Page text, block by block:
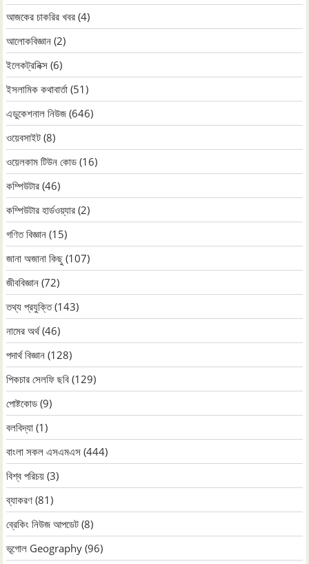
আজকের চাকরির খবর (4)
আলোকবিজ্ঞান (2)
ইলেকট্রনিক্স (6)
ইসলামিক কথাবার্তা (51)
এডুকেশনাল নিউজ (646)
ওয়েবসাইট (8)
ওয়েলকাম টিউন কোড (16)
কম্পিউটার (46)
কম্পিউটার হার্ডওয়্যার (2)
গণিত বিজ্ঞান (15)
জানা অজানা কিছু (107)
জীববিজ্ঞান (72)
তথ্য প্রযুক্তি(143)
নামের অর্থ(46)
পদার্থ বিজ্ঞান (128)
পিকচার সেলফি ছবি (129)
পোষ্টকোড (9)
বলবিদ্যা (1)
বাংলা সকল এসএমএস (444)
বিশ্ব পরিচয় (3)
ব্যাকরণ (81)
ব্রেকিং নিউজ আপডেট (8)
ভূগোল Geography (96)